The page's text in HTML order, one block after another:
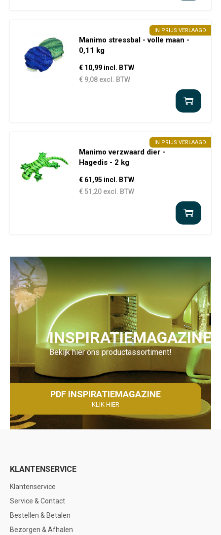
IN PRIJS VERLAAGD
Manimo stressbal - volle maan -
0,11 kg
€ 10,99 incl. BTW
€ 9,08 excl. BTW
IN PRIJS VERLAAGD
Manimo verzwaard dier -
Hagedis - 2 kg
€ 61,95 incl. BTW
€ 51,20 excl. BTW
INSPIRATIEMAGAZINE
Bekijk hier ons productassortiment!
PDF INSPIRATIEMAGAZINE
KLIK HIER
KLANTENSERVICE
Klantenservice
Service & Contact
Bestellen & Betalen
Bezorgen & Afhalen